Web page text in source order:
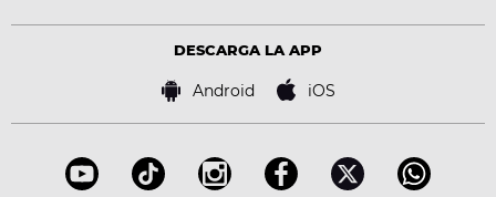
Virales
Bases de concursos
DESCARGA LA APP
Android iOS